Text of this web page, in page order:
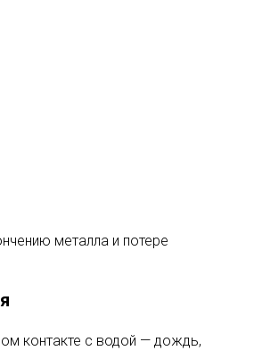
металла и потере
контакте с водой — дождь,